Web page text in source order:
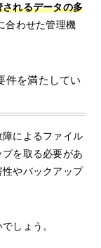
れるデータの多
合わせた管理機
件を満たしてい
によるファイル
を取る必要があ
やバックアップ
しょう。